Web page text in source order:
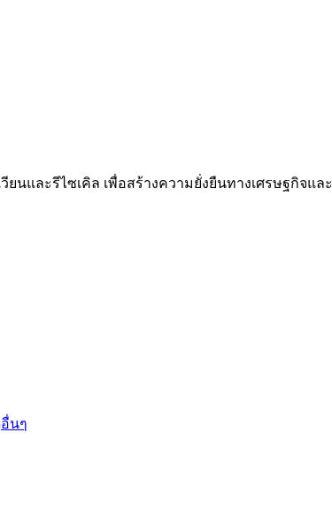
นและรีไซเคิล เพื่อสร้างความยั่งยืนทางเศรษฐกิจ
นๆ